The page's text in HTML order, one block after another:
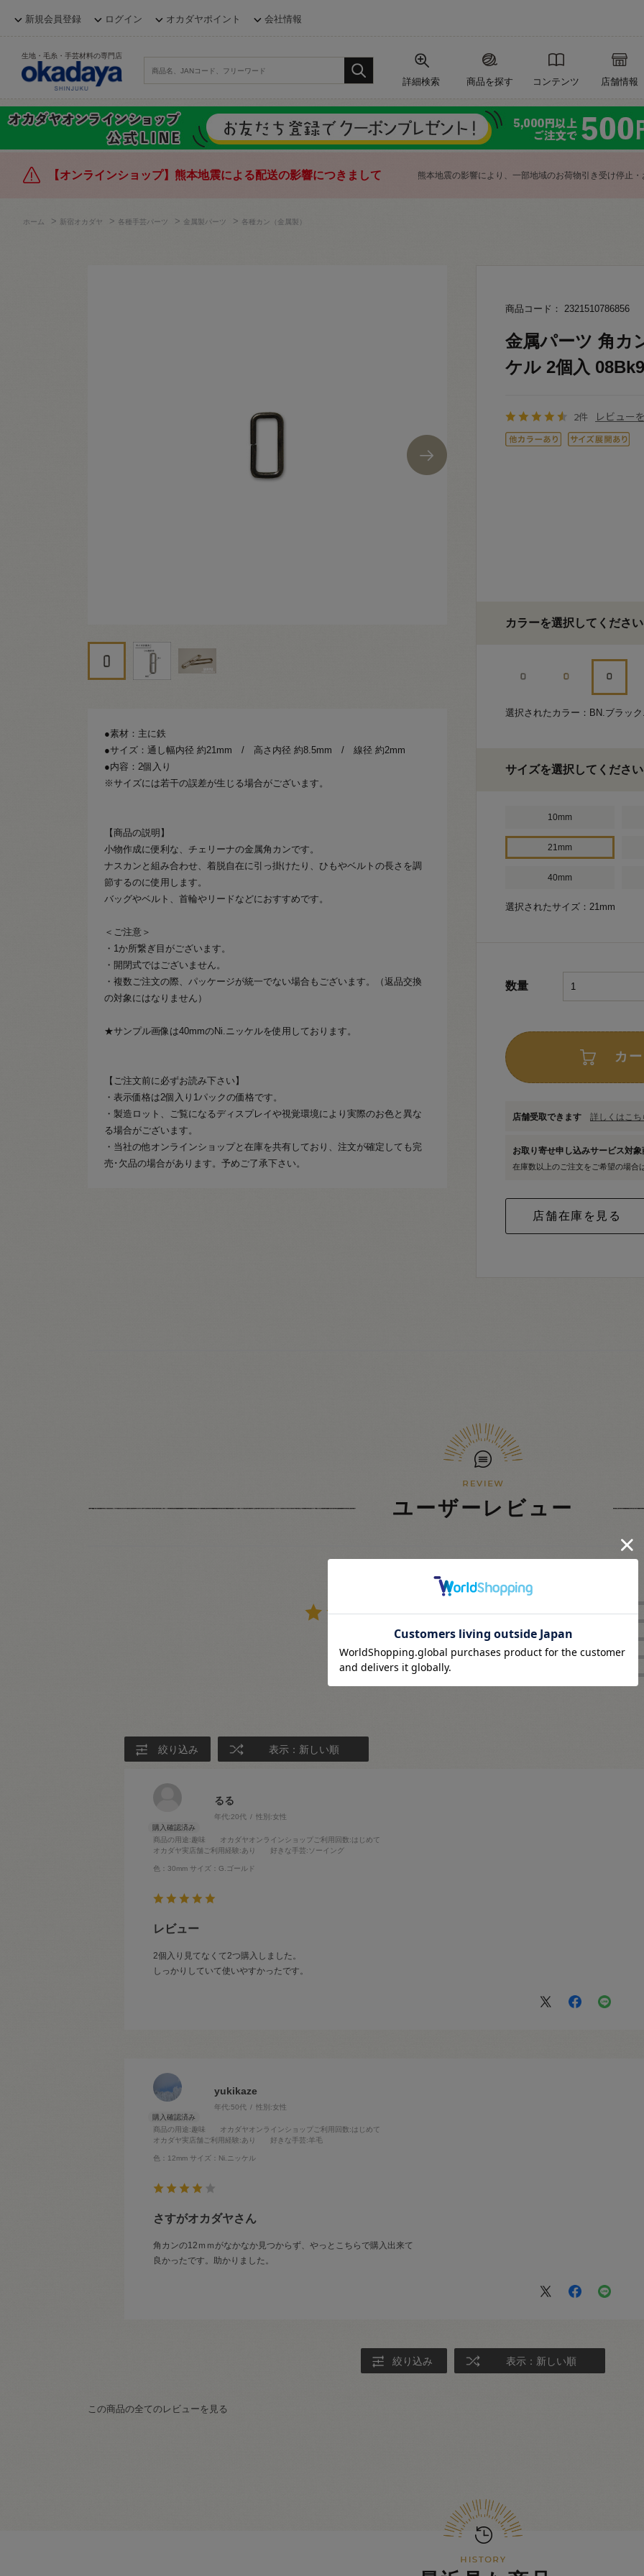
新規会員登録 ログイン オカダヤポイント 会社情報
生地・毛糸・手芸材料の専門店
詳細検索 商品を探す コンテンツ 店舗情報
【オンラインショップ】熊本地震による配送の影響につきまして 熊本地震の影響により、一部地域のお荷物引き受け停止
ホーム > 新宿オカダヤ > 各種手芸パーツ > 金属製パーツ > 各種カン（金属製）
●素材：主に鉄
●サイズ：通し幅内径 約21mm / 高さ内径 約8.5mm / 線径 約2mm
●内容：2個入り
※サイズには若干の誤差が生じる場合がございます。
【商品の説明】
小物作成に便利な、チェリーナの金属角カンです。
ナスカンと組み合わせ、着脱自在に引っ掛けたり、ひもやベルトの長さを調
節するのに使用します。
バッグやベルト、首輪やリードなどにおすすめです。
＜ご注意＞
・1か所繋ぎ目がございます。
・開閉式ではございません。
・複数ご注文の際、パッケージが統一でない場合もございます。（返品交換
の対象にはなりません）
★サンプル画像は40mmのNi.ニッケルを使用しております。
【ご注文前に必ずお読み下さい】
・表示価格は2個入り1パックの価格です。
・製造ロット、ご覧になるディスプレイや視覚環境により実際のお色と異な
る場合がございます。
・当社の他オンラインショップと在庫を共有しており、注文が確定しても完
売･欠品の場合があります。予めご了承下さい。
商品コード： 2321510786856
金属パーツ 角カ
ケル 2個入
2件 レビュー
カラーを選択してください
選択されたカラー：BN.ブラッ
サイズを選択してください
10mm
21mm
40mm
選択されたサイズ：21mm
数量
カ
店舗受取できます 詳しくはこち
お取り寄せ申し込みサービス対
在庫数以上のご注文をご希望の場合
ユーザーレビュー
4.5
レビュー件数：2件
★3
★ 2
絞り込み 表示：新しい順
るる
年代:20代 性別:女性
商品の用途:趣味 オカダヤオンラインショップご利用回数:はじめて
オカダヤ実店舗ご利用経験:あり 好きな手芸:ソーイング
色：30mm サイズ：G.ゴールド
レビュー
2個入り見てなくて2つ購入しました。
しっかりしていて使いやすかったです。
yukikaze
年代:50代 性別:女性
商品の用途:趣味 オカダヤオンラインショップご利用回数:はじめて
オカダヤ実店舗ご利用経験:あり 好きな手芸:羊毛
色：12mm サイズ：Ni.ニッケル
さすがオカダヤさん
角カンの12ｍｍがなかなか見つからず、やっとこちらで購入出来て
良かったです。助かりました。
絞り込み 表示：新しい順
この商品の全てのレビューを見る